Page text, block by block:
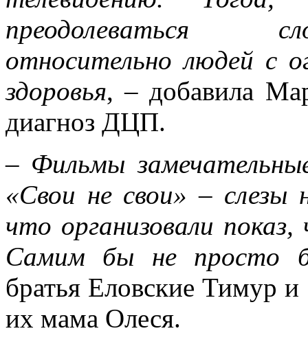
преодолеваться
относительно людей с
здоровья, – добавила
диагноз ДЦП.
– Фильмы
«Свои не свои» – слезы
что организовали
Самим бы не просто
братья Еловские Тимур
их мама Олеся.